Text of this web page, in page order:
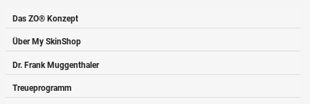
Das ZO® Konzept
Über My SkinShop
Dr. Frank Muggenthaler
Treueprogramm